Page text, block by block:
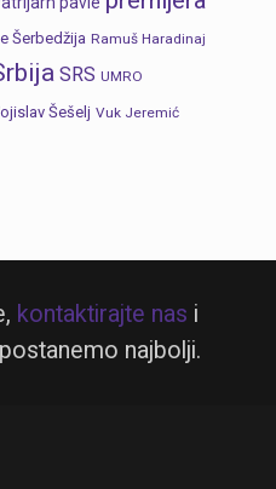
Šerbedžija Ramuš Haradinaj
SRS UMRO
Šešelj Vuk Jeremić
kontaktirajte nas i
najbolji.